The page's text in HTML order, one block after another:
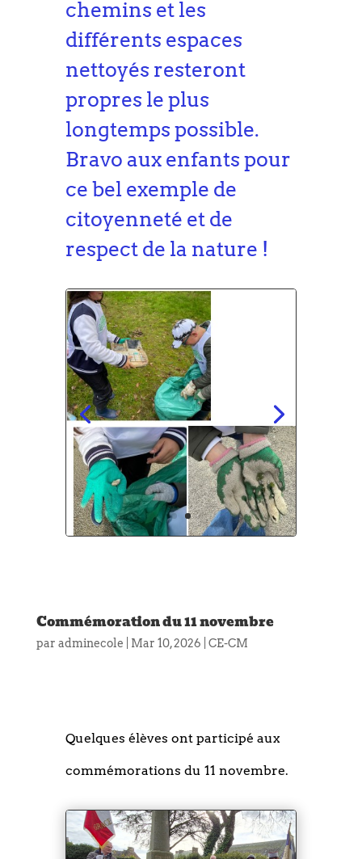
chemins et les
différents espaces
nettoyés resteront
propres le plus
longtemps possible.
Bravo aux enfants pour
ce bel exemple de
citoyenneté et de
respect de la nature !
Commémoration du 11 novembre
par adminecole Mar 10, 2026 CE-CM
Quelques élèves ont participé aux
commémorations du 11 novembre.